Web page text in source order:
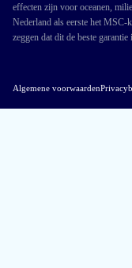
effecten zijn voor oceanen,
Nederland als eerste het
zeggen dat dit de beste
Algemene voorwaarden